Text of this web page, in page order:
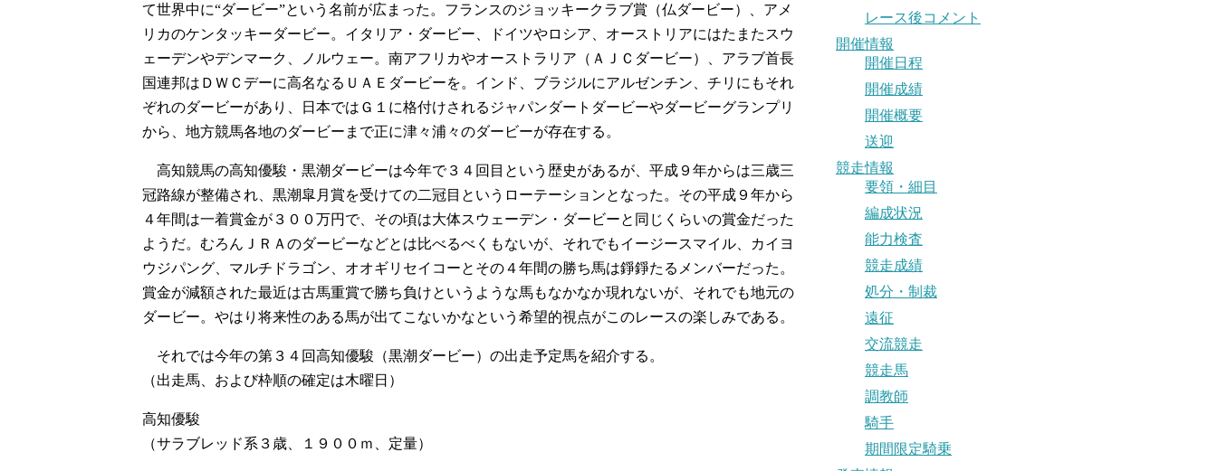
て世界中に“ダービー”という名前が広まった。フランスのジョッキークラブ賞（仏ダービー）、アメ
リカのケンタッキーダービー。イタリア・ダービー、ドイツやロシア、オーストリアにはたまたスウ
ェーデンやデンマーク、ノルウェー。南アフリカやオーストラリア（ＡＪＣダービー）、アラブ首長
国連邦はＤＷＣデーに高名なるＵＡＥダービーを。インド、ブラジルにアルゼンチン、チリにもそれ
ぞれのダービーがあり、日本ではＧ１に格付けされるジャパンダートダービーやダービーグランプリ
から、地方競馬各地のダービーまで正に津々浦々のダービーが存在する。
高知競馬の高知優駿・黒潮ダービーは今年で３４回目という歴史があるが、平成９年からは三歳三
冠路線が整備され、黒潮皐月賞を受けての二冠目というローテーションとなった。その平成９年から
４年間は一着賞金が３００万円で、その頃は大体スウェーデン・ダービーと同じくらいの賞金だった
ようだ。むろんＪＲＡのダービーなどとは比べるべくもないが、それでもイージースマイル、カイヨ
ウジパング、マルチドラゴン、オオギリセイコーとその４年間の勝ち馬は錚錚たるメンバーだった。
賞金が減額された最近は古馬重賞で勝ち負けというような馬もなかなか現れないが、それでも地元の
ダービー。やはり将来性のある馬が出てこないかなという希望的視点がこのレースの楽しみである。
それでは今年の第３４回高知優駿（黒潮ダービー）の出走予定馬を紹介する。
（出走馬、および枠順の確定は木曜日）
高知優駿
（サラブレッド系３歳、１９００ｍ、定量）
レース後コメント
開催情報
開催日程
開催成績
開催概要
送迎
競走情報
要領・細目
編成状況
能力検査
競走成績
処分・制裁
遠征
交流競走
競走馬
調教師
騎手
期間限定騎乗